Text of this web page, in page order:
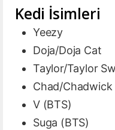
Kedi İsimleri
Yeezy
Doja/Doja Cat
Taylor/Taylor
Chad/
V (BTS)
Suga (BTS)